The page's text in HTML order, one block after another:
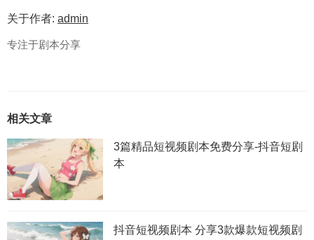
关于作者: admin
专注于剧本分享
相关文章
3篇精品短视频剧本免费分享-抖音短剧
本
抖音短视频剧本 分享3款爆款短视频剧